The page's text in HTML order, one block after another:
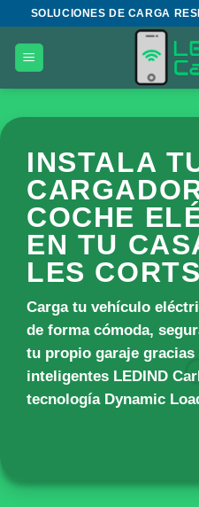
Saltar
contenido
SOLUCIONES DE CARGA
INSTALA
COCHE
EN TU
LES CORTS
Carga tu vehículo
de forma cómoda,
tu propio garaje gracias
inteligentes LEDIND
tecnología Dynamic